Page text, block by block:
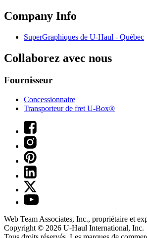
Company Info
SuperGraphiques de U-Haul - Québec
Collaborez avec nous
Fournisseur
Concessionnaire
Transporteur de fret U-Box®
Web Team Associates, Inc., propriétaire et
Copyright © 2026 U-Haul International, Inc.